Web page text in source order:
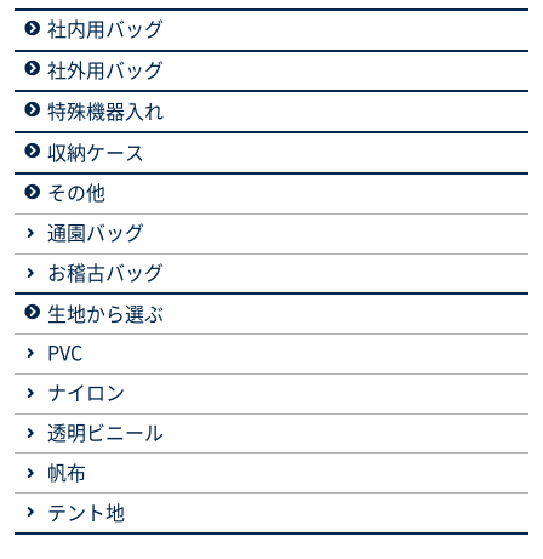
社内用バッグ
社外用バッグ
特殊機器入れ
収納ケース
その他
通園バッグ
お稽古バッグ
生地から選ぶ
PVC
ナイロン
透明ビニール
帆布
テント地